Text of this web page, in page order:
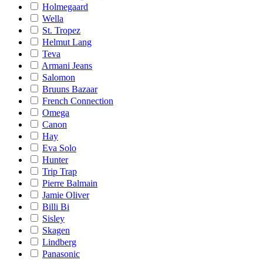
Holmegaard
Wella
St. Tropez
Helmut Lang
Teva
Armani Jeans
Salomon
Bruuns Bazaar
French Connection
Omega
Canon
Hay
Eva Solo
Hunter
Trip Trap
Pierre Balmain
Jamie Oliver
Billi Bi
Sisley
Skagen
Lindberg
Panasonic